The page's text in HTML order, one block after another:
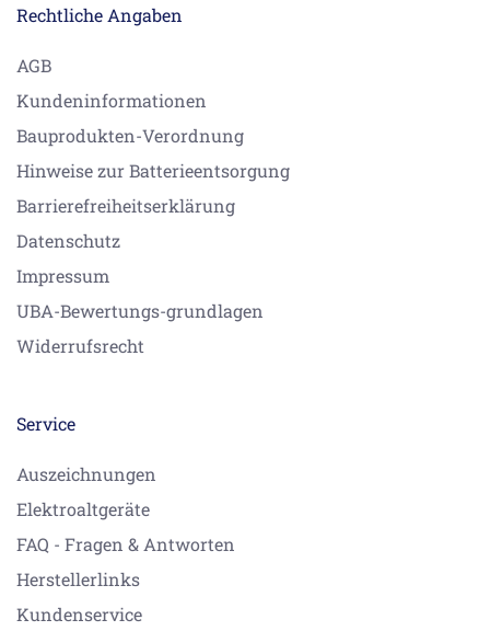
Rechtliche Angaben
AGB
Kundeninformationen
Bauprodukten-Verordnung
Hinweise zur Batterieentsorgung
Barrierefreiheitserklärung
Datenschutz
Impressum
UBA-Bewertungs-grundlagen
Widerrufsrecht
Service
Auszeichnungen
Elektroaltgeräte
FAQ - Fragen & Antworten
Herstellerlinks
Kundenservice